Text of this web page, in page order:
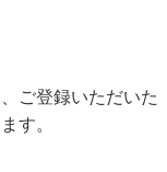
ご登録いただいた
す。